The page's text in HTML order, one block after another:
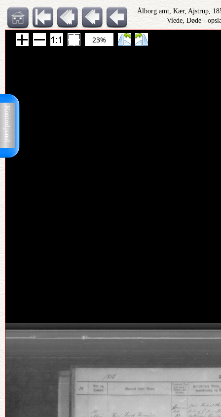
Kontrolpanel
Ålborg amt, Kær, Ajstrup,
Viede, Døde -
23%